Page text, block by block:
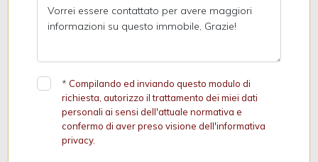
* Compilando ed inviando questo modulo di
richiesta, autorizzo il trattamento dei miei dati
personali ai sensi dell'attuale normativa e
confermo di aver preso visione dell'informativa
privacy.